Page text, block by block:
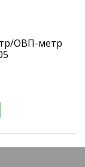
ОВП-метр